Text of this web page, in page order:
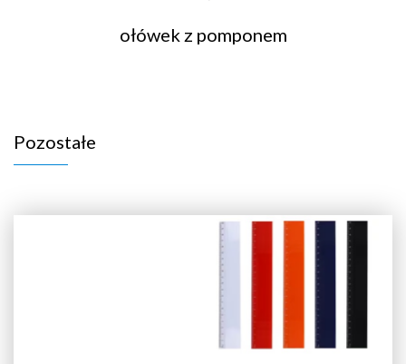
ołówek z pomponem
Pozostałe